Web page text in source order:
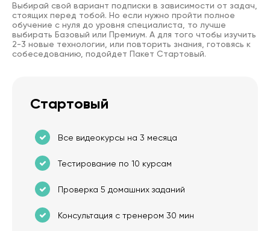
Выбирай свой вариант подписки в зависимости от задач,
стоящих перед тобой. Но если нужно пройти полное
обучение с нуля до уровня специалиста, то лучше
выбирать Базовый или Премиум. А для того чтобы изучить
2-3 новые технологии, или повторить знания, готовясь к
собеседованию, подойдет Пакет Стартовый.
Стартовый
Все видеокурсы на 3 месяца
Тестирование по 10 курсам
Проверка 5 домашних заданий
Консультация с тренером 30 мин